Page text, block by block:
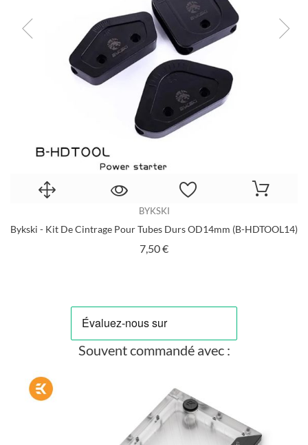
BYKSKI
Bykski - Kit De Cintrage Pour Tubes Durs OD14mm (B-HDTOOL14)
7,50 €Prix
Souvent commandé avec :